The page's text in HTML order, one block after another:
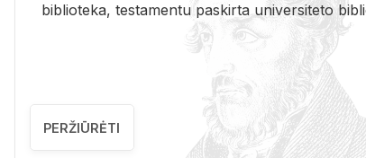
bi­b­lio­te­ka, te­sta­men­tu pa­skir­ta uni­ver­si­te­to
PERŽIŪRĖTI